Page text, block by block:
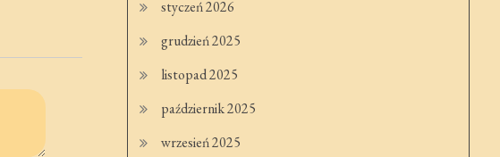
styczeń 2026
grudzień 2025
listopad 2025
październik 2025
wrzesień 2025